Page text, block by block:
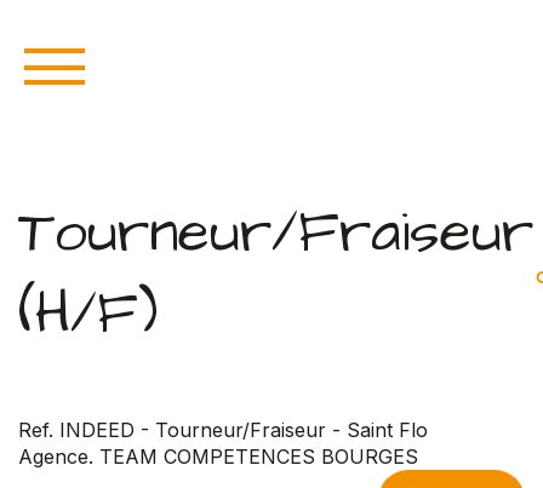
Tourneur/Fraiseur
(H/F)
Ref. INDEED - Tourneur/Fraiseur - Saint Flo
Agence. TEAM COMPETENCES BOURGES